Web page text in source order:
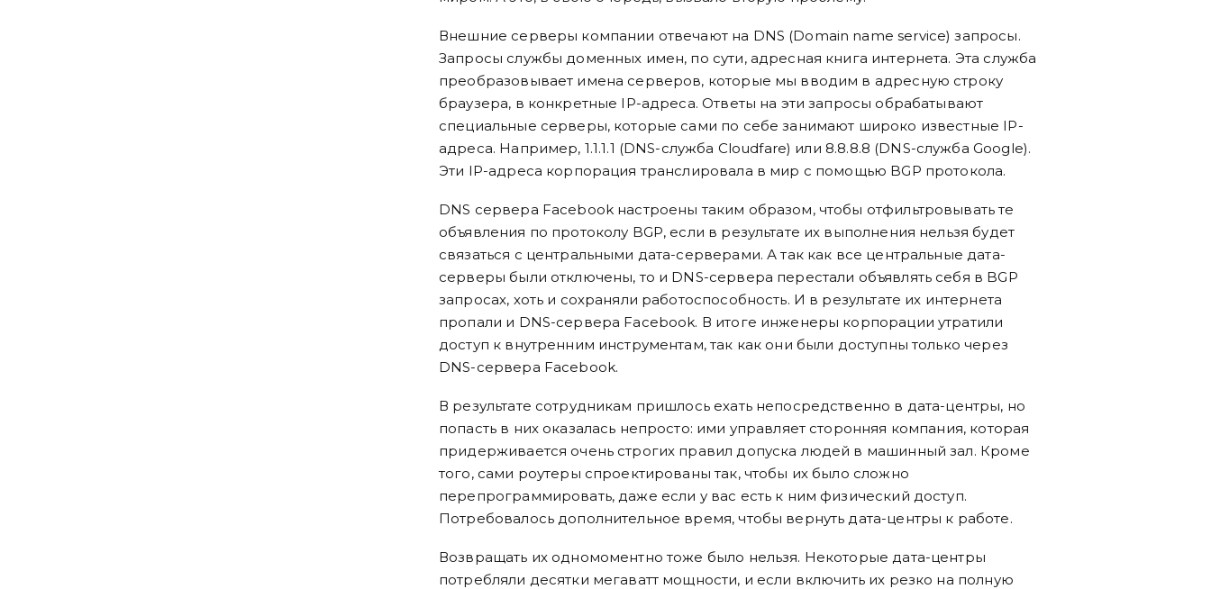
Внешние серверы компании отвечают на DNS (Domain name service) запросы.
Запросы службы доменных имен, по сути, адресная книга интернета. Эта служба
преобразовывает имена серверов, которые мы вводим в адресную строку
браузера, в конкретные IP-адреса. Ответы на эти запросы обрабатывают
специальные серверы, которые сами по себе занимают широко известные IP-
адреса. Например, 1.1.1.1 (DNS-служба Cloudfare) или 8.8.8.8 (DNS-служба Google).
Эти IP-адреса корпорация транслировала в мир с помощью BGP протокола.
DNS сервера Facebook настроены таким образом, чтобы отфильтровывать те
объявления по протоколу BGP, если в результате их выполнения нельзя будет
связаться с центральными дата-серверами. А так как все центральные дата-
серверы были отключены, то и DNS-сервера перестали объявлять себя в BGP
запросах, хоть и сохраняли работоспособность. И в результате их интернета
пропали и DNS-сервера Facebook. В итоге инженеры корпорации утратили
доступ к внутренним инструментам, так как они были доступны только через
DNS-сервера Facebook.
В результате сотрудникам пришлось ехать непосредственно в дата-центры, но
попасть в них оказалась непросто: ими управляет сторонняя компания, которая
придерживается очень строгих правил допуска людей в машинный зал. Кроме
того, сами роутеры спроектированы так, чтобы их было сложно
перепрограммировать, даже если у вас есть к ним физический доступ.
Потребовалось дополнительное время, чтобы вернуть дата-центры к работе.
Возвращать их одномоментно тоже было нельзя. Некоторые дата-центры
потребляли десятки мегаватт мощности, и если включить их резко на полную